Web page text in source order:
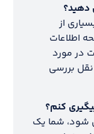
دهید؟
از
اطلاعات
در مورد
بررسی
کنم؟
شود، شما یک